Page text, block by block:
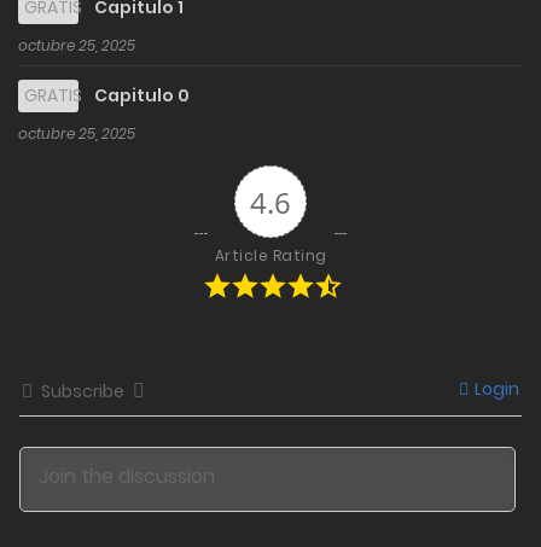
GRATIS Capitulo 1
octubre 25, 2025
GRATIS Capitulo 0
octubre 25, 2025
4.6
Article Rating
Subscribe Login